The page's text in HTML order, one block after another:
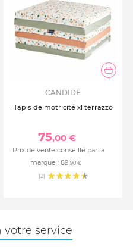
CANDIDE
Tapis de motricité xl terrazzo
75,00 €
Prix de vente conseillé par la
marque : 89,90 €
(2)
votre service